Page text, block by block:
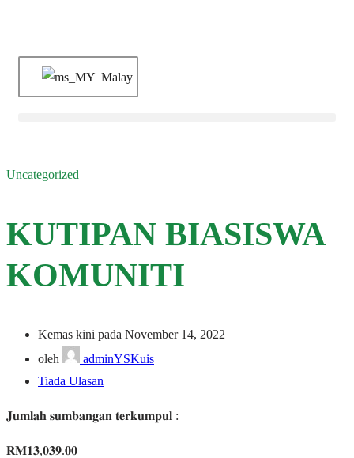
Malay
Uncategorized
KUTIPAN BIASISWA
KOMUNITI
Kemas kini pada November 14, 2022
oleh
adminYSKuis
Tiada Ulasan
𝐉𝐮𝐦𝐥𝐚𝐡 𝐬𝐮𝐦𝐛𝐚𝐧𝐠𝐚𝐧 𝐭𝐞𝐫𝐤𝐮𝐦𝐩𝐮𝐥 :
𝐑𝐌𝟏𝟑,𝟎𝟑𝟗.𝟎𝟎